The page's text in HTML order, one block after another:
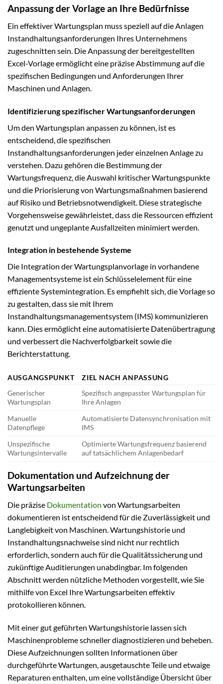
Anpassung der Vorlage an Ihre Bedürfnisse
Ein effektiver Wartungsplan muss speziell auf die Anlagen
Instandhaltungsanforderungen Ihres Unternehmens
zugeschnitten sein. Die Anpassung der bereitgestellten
Excel-Vorlage ermöglicht eine präzise Abstimmung auf die
spezifischen Bedingungen und Anforderungen Ihrer
Maschinen und Anlagen.
Identifizierung spezifischer Wartungsanforderungen
Um den Wartungsplan anpassen zu können, ist es
entscheidend, die spezifischen
Instandhaltungsanforderungen jeder einzelnen Anlage zu
verstehen. Dazu gehören die Bestimmung der
Wartungsfrequenz, die Auswahl kritischer Wartungspunkte
und die Priorisierung von Wartungsmaßnahmen basierend
auf Risiko und Betriebsnotwendigkeit. Diese strategische
Vorgehensweise gewährleistet, dass die Ressourcen effizient
genutzt und ungeplante Ausfallzeiten minimiert werden.
Integration in bestehende Systeme
Die Integration der Wartungsplanvorlage in vorhandene
Managementsysteme ist ein Schlüsselelement für eine
effiziente Systemintegration. Es empfiehlt sich, die Vorlage so
zu gestalten, dass sie mit Ihrem
Instandhaltungsmanagementsystem (IMS) kommunizieren
kann. Dies ermöglicht eine automatisierte Datenübertragung
und verbessert die Nachverfolgbarkeit sowie die
Berichterstattung.
AUSGANGSPUNKT
ZIEL NACH ANPASSUNG
Generischer
Wartungsplan
Spezifisch angepasster Wartungsplan für
Ihre Anlagen
Manuelle
Datenpflege
Automatisierte Datensynchronisation mit
IMS
Unspezifische
Wartungsintervalle
Optimierte Wartungsfrequenz basierend
auf tatsächlichem Anlagenbedarf
Dokumentation und Aufzeichnung der
Wartungsarbeiten
Die präzise Dokumentation von Wartungsarbeiten
dokumentieren ist entscheidend für die Zuverlässigkeit und
Langlebigkeit von Maschinen. Wartungshistorie und
Instandhaltungsnachweise sind nicht nur rechtlich
erforderlich, sondern auch für die Qualitätssicherung und
zukünftige Auditierungen unabdingbar. Im folgenden
Abschnitt werden nützliche Methoden vorgestellt, wie Sie
mithilfe von Excel Ihre Wartungsarbeiten effektiv
protokollieren können.
Mit einer gut geführten Wartungshistorie lassen sich
Maschinenprobleme schneller diagnostizieren und beheben.
Diese Aufzeichnungen sollten Informationen über
durchgeführte Wartungen, ausgetauschte Teile und etwaige
Reparaturen enthalten, um eine vollständige Übersicht über